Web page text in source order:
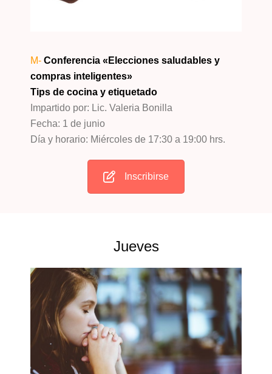
M- Conferencia «Elecciones saludables y
compras inteligentes»
Tips de cocina y etiquetado
Impartido por: Lic. Valeria Bonilla
Fecha: 1 de junio
Día y horario: Miércoles de 17:30 a 19:00 hrs.
Inscribirse
Jueves